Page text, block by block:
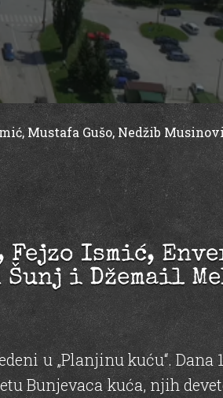
Mustafa Gušo, Nedžib
Fejzo Ismić,
Šunj i Džemail
u „Planjinu kuću“. Dana
Bunjevaca kuća, njih